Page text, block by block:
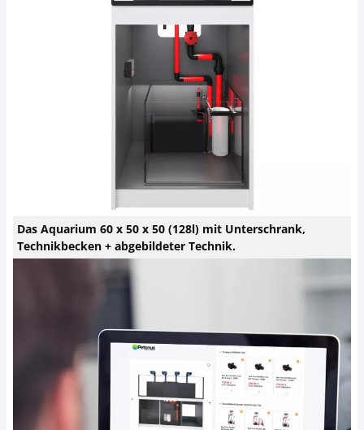
Das Aquarium 60 x 50 x 50 (128l) mit Unterschrank,
Technikbecken + abgebildeter Technik.